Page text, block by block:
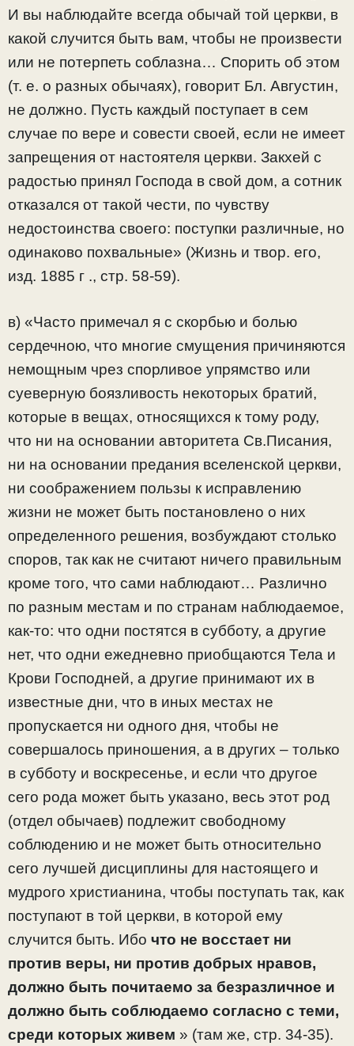
И вы наблюдайте всегда обычай той церкви, в
какой случится быть вам, чтобы не произвести
или не потерпеть соблазна… Спорить об этом
(т. е. о разных обычаях), говорит Бл. Августин,
не должно. Пусть каждый поступает в сем
случае по вере и совести своей, если не имеет
запрещения от настоятеля церкви. Закхей с
радостью принял Господа в свой дом, а сотник
отказался от такой чести, по чувству
недостоинства своего: поступки различные, но
одинаково похвальные» (Жизнь и твор. его,
изд. 1885 г ., стр. 58-59).
в) «Часто примечал я с скорбью и болью
сердечною, что многие смущения причиняются
немощным чрез спорливое упрямство или
суеверную боязливость некоторых братий,
которые в вещах, относящихся к тому роду,
что ни на основании авторитета Св.Писания,
ни на основании предания вселенской церкви,
ни соображением пользы к исправлению
жизни не может быть постановлено о них
определенного решения, возбуждают столько
споров, так как не считают ничего правильным
кроме того, что сами наблюдают… Различно
по разным местам и по странам наблюдаемое,
как-то: что одни постятся в субботу, а другие
нет, что одни ежедневно приобщаются Тела и
Крови Господней, а другие принимают их в
известные дни, что в иных местах не
пропускается ни одного дня, чтобы не
совершалось приношения, а в других – только
в субботу и воскресенье, и если что другое
сего рода может быть указано, весь этот род
(отдел обычаев) подлежит свободному
соблюдению и не может быть относительно
сего лучшей дисциплины для настоящего и
мудрого христианина, чтобы поступать так, как
поступают в той церкви, в которой ему
случится быть. Ибо что не восстает ни
против веры, ни против добрых нравов,
должно быть почитаемо за безразличное и
должно быть соблюдаемо согласно с теми,
среди которых живем » (там же, стр. 34-35).